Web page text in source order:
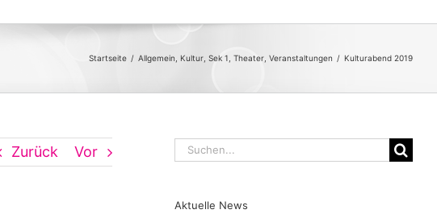
Startseite / Allgemein Kultur Sek 1 Theater Veranstaltungen / Kulturabend 2019
Zurück Vor
Suche
Aktuelle News